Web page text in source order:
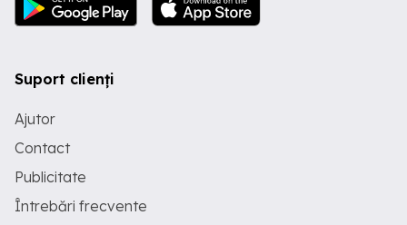
Suport clienți
Ajutor
Contact
Publicitate
Întrebări frecvente